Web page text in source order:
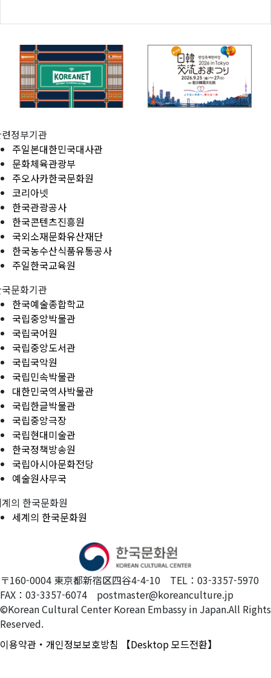
정부기관
주일본대한민국대사관
문화체육관광부
주오사카한국문화원
코리아넷
한국관광공사
한국콘텐츠진흥원
국외소재문화유산재단
한국농수산식품유통공사
주일한국교육원
문화기관
한국예술종합학교
국립중앙박물관
국립국어원
국립중앙도서관
국립국악원
국립민속박물관
대한민국역사박물관
국립한글박물관
국립중앙극장
국립현대미술관
한국정책방송원
국립아시아문화전당
예술원사무국
의 한국문화원
세계의 한국문화원
〒160-0004 東京都新宿区四谷4-4-10 TEL：03-3357-5970
FAX：03-3357-6074 postmaster@koreanculture.jp
©Korean Cultural Center Korean Embassy in Japan.All Rights
Reserved.
이용약관・개인정보보호방침
【Desktop 모드전환】